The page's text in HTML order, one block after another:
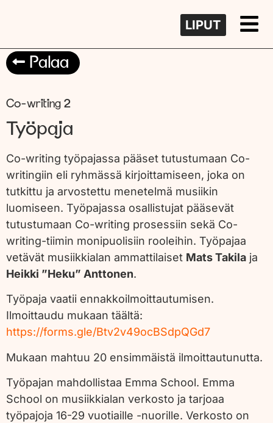
LIPUT
Palaa
Co-writing 2
Työpaja
Co-writing työpajassa pääset tutustumaan Co-
writingiin eli ryhmässä kirjoittamiseen, joka on
tutkittu ja arvostettu menetelmä musiikin
luomiseen. Työpajassa osallistujat pääsevät
tutustumaan Co-writing prosessiin sekä Co-
writing-tiimin monipuolisiin rooleihin. Työpajaa
vetävät musiikkialan ammattilaiset Mats Takila ja
Heikki ”Heku” Anttonen.
Työpaja vaatii ennakkoilmoittautumisen.
Ilmoittaudu mukaan täältä:
https://forms.gle/Btv2v49ocBSdpQGd7
Mukaan mahtuu 20 ensimmäistä ilmoittautunutta.
Työpajan mahdollistaa Emma School. Emma
School on musiikkialan verkosto ja tarjoaa
työpajoja 16-29 vuotiaille -nuorille. Verkosto on